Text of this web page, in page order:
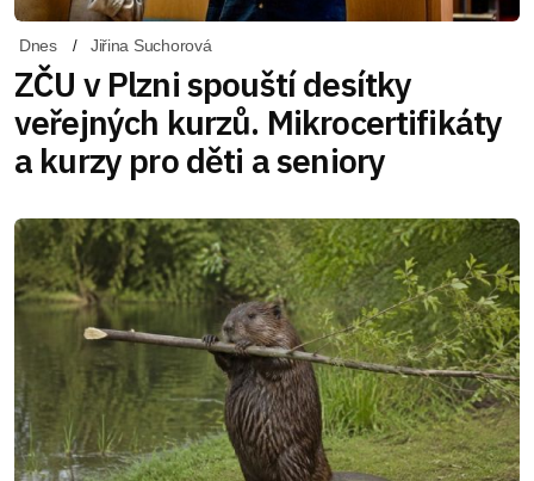
Dnes Jiřina Suchorová
ZČU v Plzni spouští desítky
veřejných kurzů. Mikrocertifikáty
a kurzy pro děti a seniory